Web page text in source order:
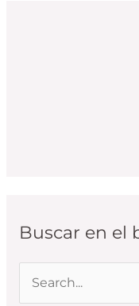
Buscar en el